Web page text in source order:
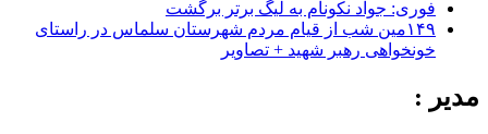
فوری: جواد نکونام به لیگ برتر برگشت
۱۴۹مین شب از قیام مردم شهرستان سلماس در راستای
خونخواهی رهبر شهید + تصاویر
مدیر :